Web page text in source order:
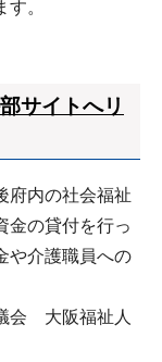
。
サイトへリ
府内の社会福祉
金の貸付を行っ
や介護職員への
会 大阪福祉人